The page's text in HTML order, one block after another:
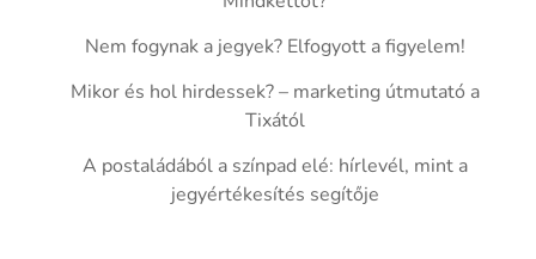
Nem fogynak a jegyek? Elfogyott a figyelem!
Mikor és hol hirdessek? – marketing útmutató a
Tixától
A postaládából a színpad elé: hírlevél, mint a
jegyértékesítés segítője